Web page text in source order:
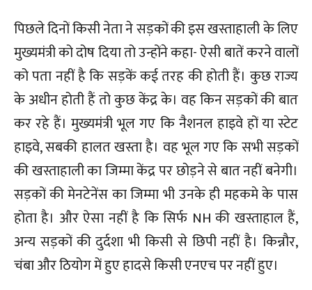
पिछले दिनों किसी नेता ने सड़कों की इस खस्ताहाली के लिए
मुख्यमंत्री को दोष दिया तो उन्होंने कहा- ऐसी बातें करने वालों
को पता नहीं है कि सड़कें कई तरह की होती हैं। कुछ राज्य
के अधीन होती हैं तो कुछ केंद्र के। वह किन सड़कों की बात
कर रहे हैं। मुख्यमंत्री भूल गए कि नैशनल हाइवे हों या स्टेट
हाइवे, सबकी हालत खस्ता है। वह भूल गए कि सभी सड़कों
की खस्ताहाली का जिम्मा केंद्र पर छोड़ने से बात नहीं बनेगी।
सड़कों की मेनटेनेंस का जिम्मा भी उनके ही महकमे के पास
होता है। और ऐसा नहीं है कि सिर्फ NH की खस्ताहाल हैं,
अन्य सड़कों की दुर्दशा भी किसी से छिपी नहीं है। किन्नौर,
चंबा और ठियोग में हुए हादसे किसी एनएच पर नहीं हुए।